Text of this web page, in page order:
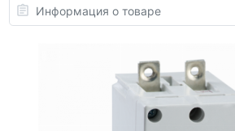
Информация о товаре